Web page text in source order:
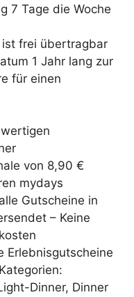
7 Tage die Woche
ist frei übertragbar
1 Jahr lang zur
für einen
von 8,90 €
mydays
Gutscheine in
– Keine
Erlebnisgutscheine
Dinner, Dinner